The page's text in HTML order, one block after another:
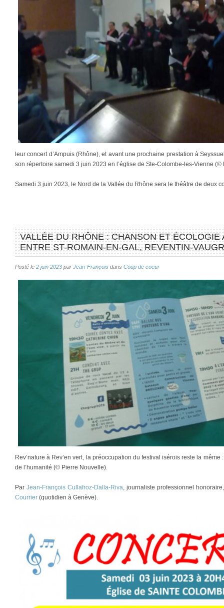
leur concert d’Ampuis (Rhône), et avant une prochaine prestation à
son répertoire samedi 3 juin 2023 en l’église de Ste-Colombe-les-Vienne (©
Samedi 3 juin 2023, le Nord de la Vallée du Rhône sera le théâtre de deux
VALLÉE DU RHÔNE : CHANSON ET ÉCOLOGIE
ENTRE ST-ROMAIN-EN-GAL, REVENTIN-
Posté le 2 juin 2023 par Jean-François dans Coup de coeur
Rev’nature à Rev’en vert, la préoccupation du festival isérois reste la
de l’humanité (© Pierre Nouvelle).
Par Jean-François Cullafroz-Dalla-Riva , journaliste professionnel
Courrier (quotidien à Genève).